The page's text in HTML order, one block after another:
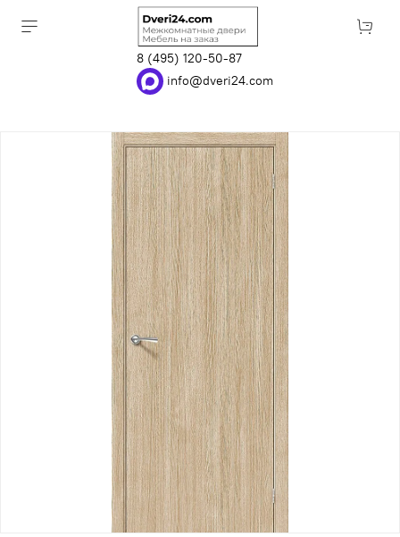
8 (495) 120-50-87
info@dveri24.com